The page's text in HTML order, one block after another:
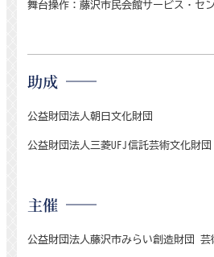
舞台操作：藤沢市民会館サービス・セ
助成
公益財団法人朝日文化財団
公益財団法人三菱UFJ信託芸術文化財団
主催
公益財団法人藤沢市みらい創造財団 芸